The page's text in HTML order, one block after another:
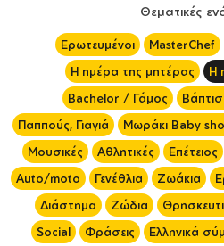
Θεματικές
Ερωτευμένοι MasterChef
Η ημέρα της μητέρας
Η
Bachelor / Γάμος
Παππούς, Γιαγιά
Μωράκι Baby
Μουσικές
Αθλητικές Επέτειος
Auto/moto
Γενέθλια Ζωάκια
Διάστημα
Ζώδια
Social
Φράσεις Ελληνικά